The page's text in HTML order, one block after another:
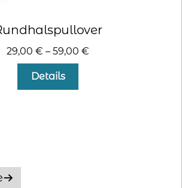
29,00 € – 59,00 €
Details